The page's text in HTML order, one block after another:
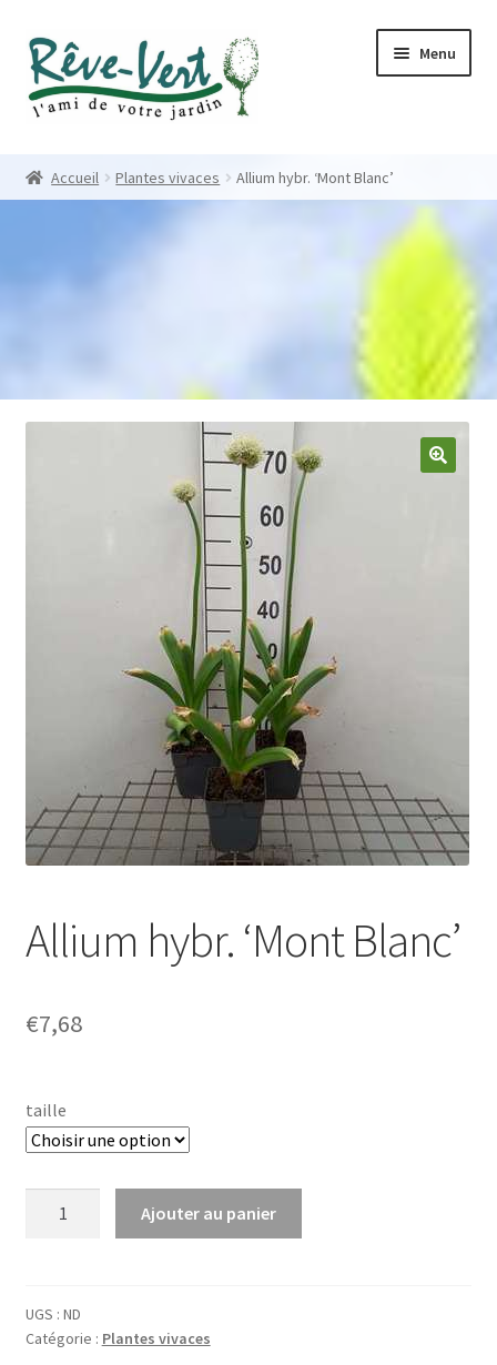
Skip
to
navigation
Skip
to
content
Menu
Accueil Plantes vivaces Allium hybr. ‘Mont Blanc’
Allium hybr. ‘Mont Blanc’
€7,68
taille
'Mont
Blanc'
Ajouter au panier
UGS : ND
Catégorie : Plantes vivaces